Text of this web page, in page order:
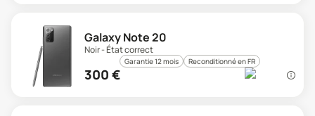
Galaxy Note 20
Noir - État correct
Garantie 12 mois Reconditionné en FR
300 €